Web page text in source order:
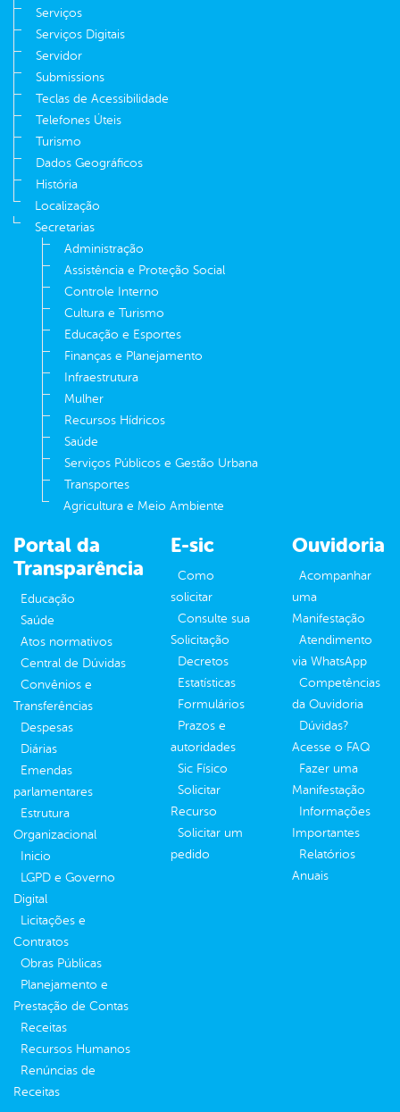
Serviços
Serviços Digitais
Servidor
Submissions
Teclas de Acessibilidade
Telefones Úteis
Turismo
Dados Geográficos
História
Localização
Secretarias
Administração
Assistência e Proteção Social
Controle Interno
Cultura e Turismo
Educação e Esportes
Finanças e Planejamento
Infraestrutura
Mulher
Recursos Hídricos
Saúde
Serviços Públicos e Gestão Urbana
Transportes
Agricultura e Meio Ambiente
Portal da
Transparência
Educação
Saúde
Atos normativos
Central de Dúvidas
Convênios e
Transferências
Despesas
Diárias
Emendas
parlamentares
Estrutura
Organizacional
Inicio
LGPD e Governo
Digital
Licitações e
Contratos
Obras Públicas
Planejamento e
Prestação de Contas
Receitas
Recursos Humanos
Renúncias de
Receitas
E-sic
Como
solicitar
Consulte sua
Solicitação
Decretos
Estatísticas
Formulários
Prazos e
autoridades
Sic Físico
Solicitar
Recurso
Solicitar um
pedido
Ouvidoria
Acompanhar
uma
Manifestação
Atendimento
via WhatsApp
Competências
da Ouvidoria
Dúvidas?
Acesse o FAQ
Fazer uma
Manifestação
Informações
Importantes
Relatórios
Anuais